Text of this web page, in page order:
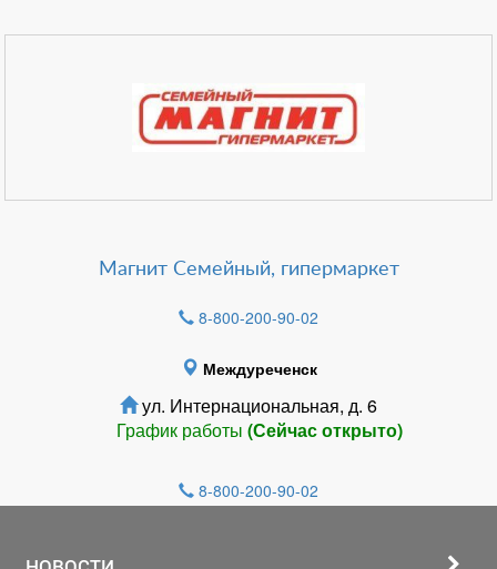
Магнит Семейный, гипермаркет
8-800-200-90-02
Междуреченск
ул. Интернациональная, д. 6
График работы (Сейчас открыто)
8-800-200-90-02